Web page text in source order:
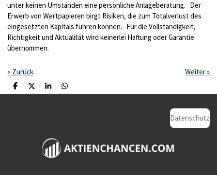
unter keinen Umständen eine persönliche Anlageberatung. Der
Erwerb von Wertpapieren birgt Risiken, die zum Totalverlust des
eingesetzten Kapitals führen können. Für die Vollständigkeit,
Richtigkeit und Aktualität wird keinerlei Haftung oder Garantie
übernommen.
« Zurück Weiter»
T
e
T
e
T
e
T
e
Datenschutz